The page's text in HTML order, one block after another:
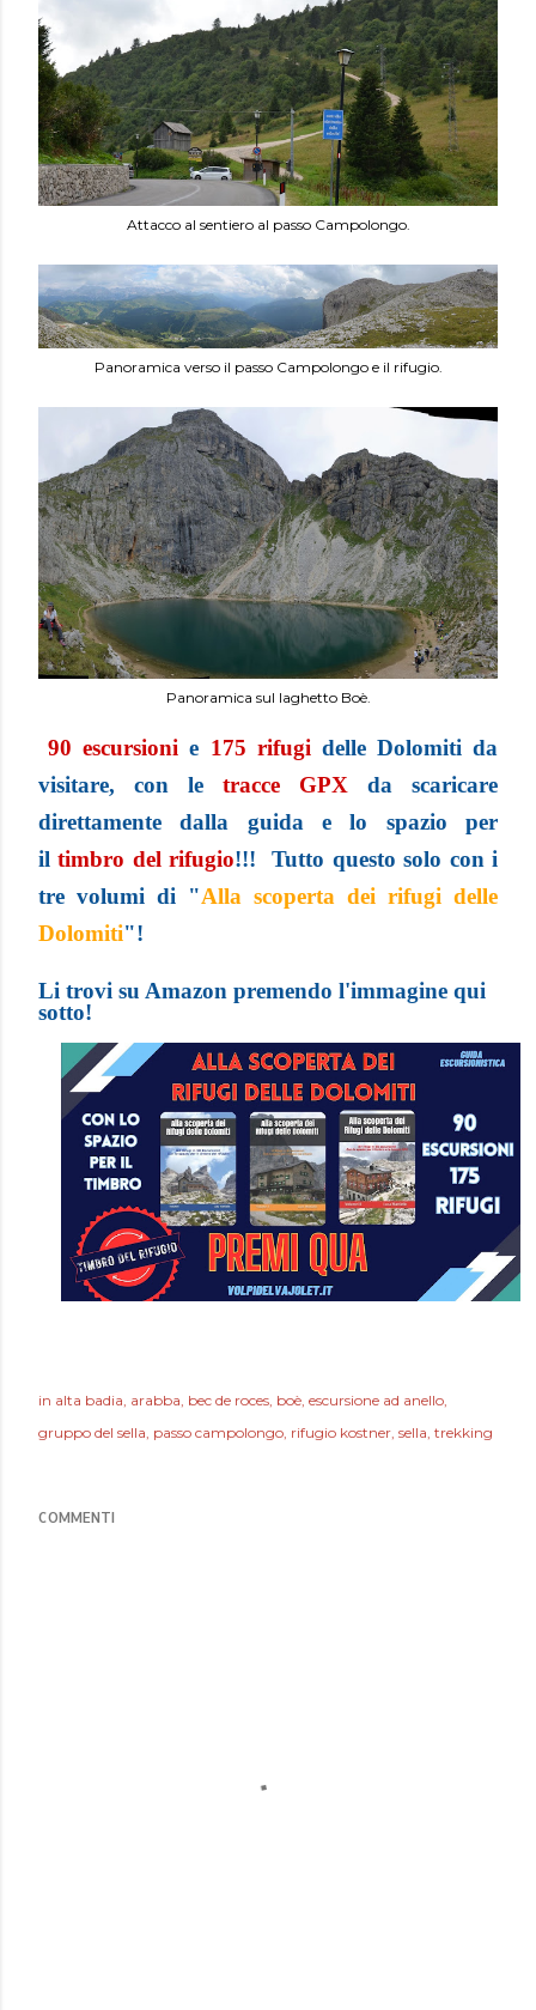
Attacco al sentiero al passo Campolongo.
Panoramica verso il passo Campolongo e il rifugio.
Panoramica sul laghetto Boè.
90 escursionie 175 rifugi delle Dolomiti da
visitare, con le tracce GPX da scaricare
direttamente dalla guida e lo spazio per
il timbro del rifugio!!! Tutto questo solo con i
tre volumi di "Alla scoperta dei rifugi delle
Dolomiti"!
Li trovi su Amazon premendo l'immagine qui
sotto!
in alta badia arabba bec de roces boè escursione ad anello
gruppo del sella passo campolongo rifugio kostner sella trekking
COMMENTI